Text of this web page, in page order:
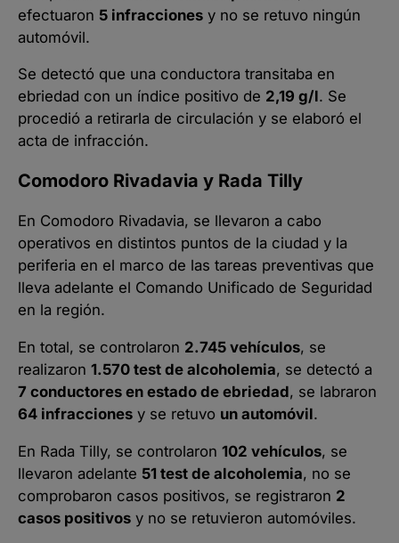
efectuaron 5 infracciones y no se retuvo ningún
automóvil.
Se detectó que una conductora transitaba en
ebriedad con un índice positivo de 2,19 g/l. Se
procedió a retirarla de circulación y se elaboró el
acta de infracción.
Comodoro Rivadavia y Rada Tilly
En Comodoro Rivadavia, se llevaron a cabo
operativos en distintos puntos de la ciudad y la
periferia en el marco de las tareas preventivas que
lleva adelante el Comando Unificado de Seguridad
en la región.
En total, se controlaron 2.745 vehículos, se
realizaron 1.570 test de alcoholemia, se detectó a
7 conductores en estado de ebriedad, se labraron
64 infracciones y se retuvo un automóvil.
En Rada Tilly, se controlaron 102 vehículos, se
llevaron adelante 51 test de alcoholemia, no se
comprobaron casos positivos, se registraron 2
casos positivos y no se retuvieron automóviles.